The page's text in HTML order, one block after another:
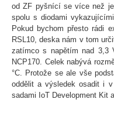
od ZF pyšnící se více než
spolu s diodami
Pokud bychom přesto rádi
RSL10, deska nám v tom
zatímco s napětím nad 3,3
NCP170. Celek nabývá
°C. Protože se ale vše
oddělit a výsledek osadit i
sadami IoT Development Kit